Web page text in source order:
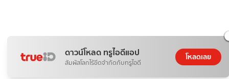
ดาวน์โหลด ทรูไอดีแอป
สัมผัสโลกไร้ขีดจำกัดกับทรูไอดี
โหลดเลย